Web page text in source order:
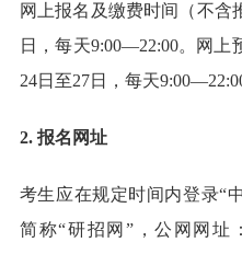
网上报名及缴费时间（不含
日，每天9:00—22:00。网上
24日至27日，每天
2. 报名网址
考生应在规定时间内登录“
简称“研招网”，公网网址